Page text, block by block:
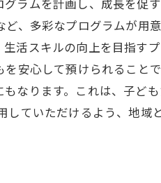
ラムを計画し、成長を促
、多彩なプログラムが用
活スキルの向上を目指す
安心して預けられること
なります。これは、子ど
していただけるよう、地域